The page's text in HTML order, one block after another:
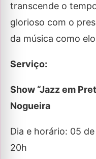
transcende o
glorioso com o
da música como
Serviço:
Show “Jazz em
Nogueira
Dia e horário: 05
20h